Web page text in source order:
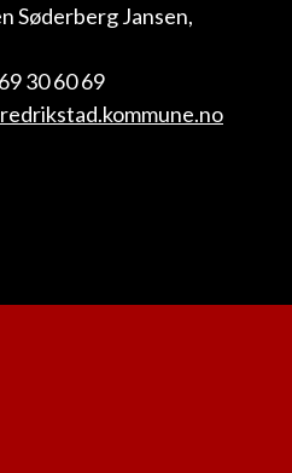
Søderberg Jansen,
30 60 69